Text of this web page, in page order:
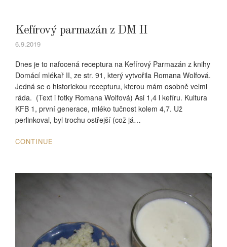
Kefírový parmazán z DM II
6.9.2019
Dnes je to nafocená receptura na Kefírový Parmazán z knihy
Domácí mlékař II, ze str. 91, který vytvořila Romana Wolfová.
Jedná se o historickou recepturu, kterou mám osobně velmi
ráda. (Text i fotky Romana Wolfová) Asi 1,4 l kefíru. Kultura
KFB 1, první generace, mléko tučnost kolem 4,7. Už
perlinkoval, byl trochu ostřejší (což já…
CONTINUE